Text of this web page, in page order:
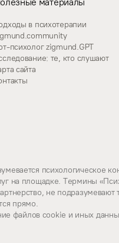
в психотерапии
психолог zigmund.GPT
те, кто слушают
сайта
психологическое
на площадке. Термины
не
прямо.
файлов cookie и иных